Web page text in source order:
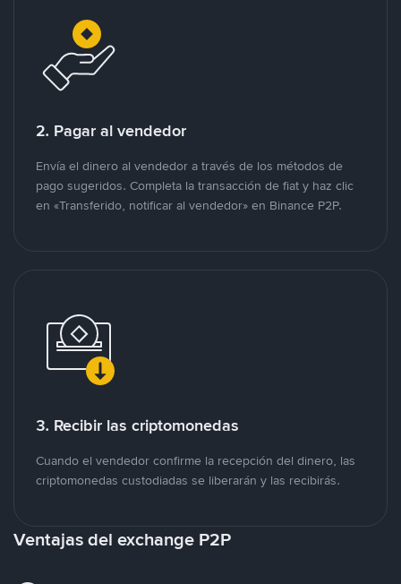
2. Pagar al vendedor
Envía el dinero al vendedor a través de los métodos de
pago sugeridos. Completa la transacción de fiat y haz clic
en «Transferido, notificar al vendedor» en Binance P2P.
3. Recibir las criptomonedas
Cuando el vendedor confirme la recepción del dinero, las
criptomonedas custodiadas se liberarán y las recibirás.
Ventajas del exchange P2P